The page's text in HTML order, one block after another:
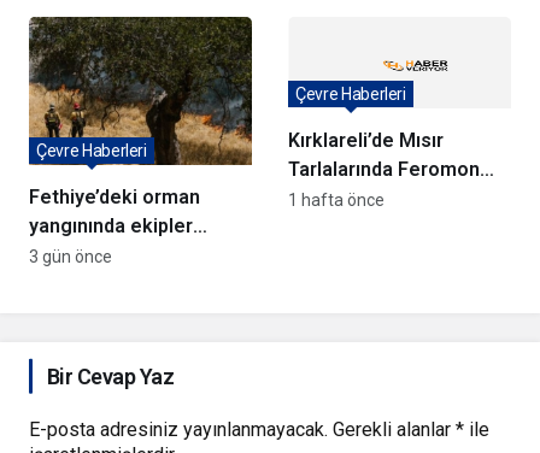
Fethiye’deki orman
yangınında ekipler
anında müdahale ediyor
Çevre Haberleri
3 gün önce
Kırklareli’de Mısır
Tarlalarında Feromon
Tuzaklarıyla Verim
Çevre Haberleri
1 hafta önce
Bir Cevap Yaz
E-posta adresiniz yayınlanmayacak. Gerekli alanlar * ile